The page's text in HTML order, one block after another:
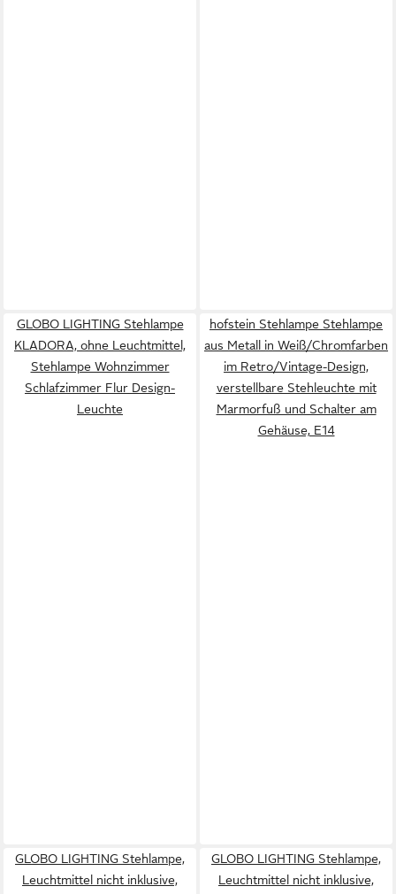
GLOBO LIGHTING Stehlampe
KLADORA, ohne Leuchtmittel,
Stehlampe Wohnzimmer
Schlafzimmer Flur Design-
Leuchte
hofstein Stehlampe Stehlampe
aus Metall in Weiß/Chromfarben
im Retro/Vintage-Design,
verstellbare Stehleuchte mit
Marmorfuß und Schalter am
Gehäuse, E14
GLOBO LIGHTING Stehlampe,
Leuchtmittel nicht inklusive,
GLOBO LIGHTING Stehlampe,
Leuchtmittel nicht inklusive,